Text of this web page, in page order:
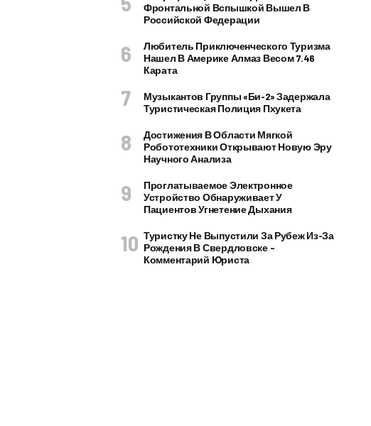
Фронтальной Вспышкой Вышел В
Российской Федерации
Любитель Приключенческого Туризма
Нашел В Америке Алмаз Весом 7.46
Карата
Музыкантов Группы «Би-2» Задержала
Туристическая Полиция Пхукета
Достижения В Области Мягкой
Робототехники Открывают Новую Эру
Научного Анализа
Проглатываемое Электронное
Устройство Обнаруживает У
Пациентов Угнетение Дыхания
Туристку Не Выпустили За Рубеж Из-За
Рождения В Свердловске –
Комментарий Юриста